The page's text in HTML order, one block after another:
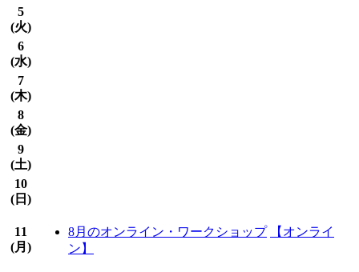
5
(火)
6
(水)
7
(木)
8
(金)
9
(土)
10
( 日 )
11
(月 )
8月のオンライン・ワークショップ
【オンライ
ン】